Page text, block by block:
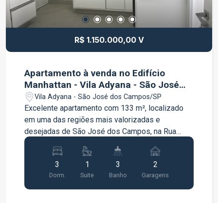
R$ 1.150.000,00 V
Apartamento à venda no Edifício
Manhattan - Vila Adyana - São José
dos Campos
Vila Adyana - São José dos Campos/SP
Excelente apartamento com 133 m², localizado
em uma das regiões mais valorizadas e
desejadas de São José dos Campos, na Rua
Engenheiro Prudente Meireles de Morais, no
coração da Vila Adyana. O imóvel possui fácil
acesso às principais vias da cidade, como
Avenida Nove de Julho, Avenida São João,
Avenida Adhemar de Barros e Anel Viário, além
3
Dorm.
1
Suite
3
Banho
2
Garagens